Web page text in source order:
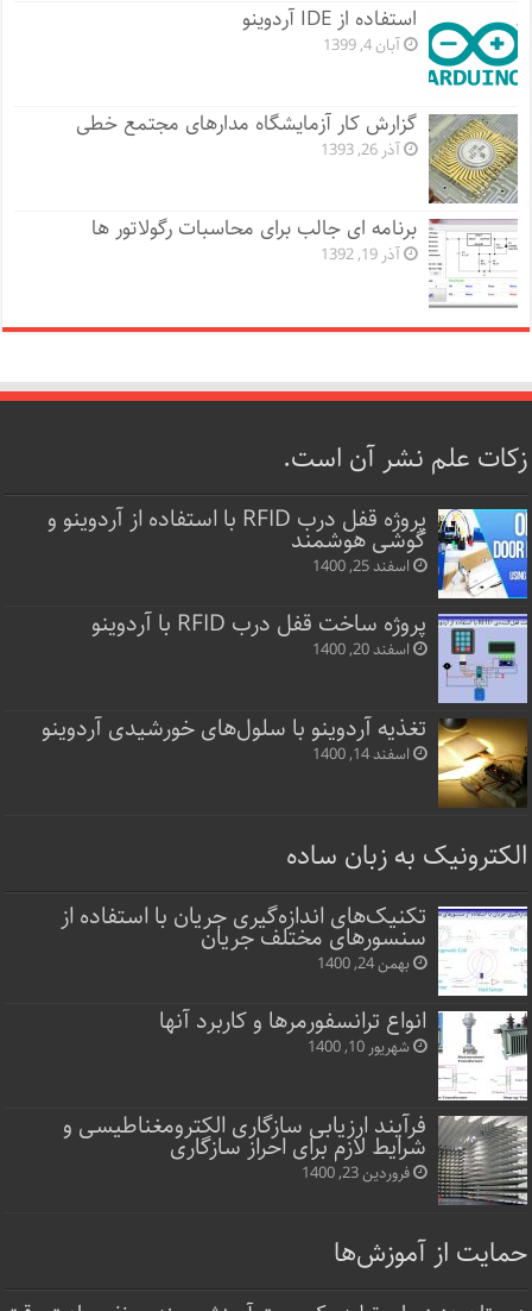
استفاده از IDE آردوینو
آبان 4, 1399
گزارش کار آزمایشگاه مدارهای مجتمع خطی
آذر 26, 1393
برنامه ای جالب برای محاسبات رگولاتور ها
آذر 19, 1392
زکات علم نشر آن است.
پروژه قفل‌ درب RFID با استفاده از آردوینو و
گوشی هوشمند
اسفند 25, 1400
پروژه ساخت قفل‌ درب RFID با آردوینو
اسفند 20, 1400
تغذیه آردوینو با سلول‌های خورشیدی آردوینو
اسفند 14, 1400
الکترونیک به زبان ساده
تکنیک‌های اندازه‌گیری جریان با استفاده از
سنسورهای مختلف جریان
بهمن 24, 1400
انواع ترانسفورمرها و کاربرد آنها
شهریور 10, 1400
فرآیند ارزیابی سازگاری الکترومغناطیسی و
شرایط لازم برای احراز سازگاری
فروردین 23, 1400
حمایت از آموزش‌ها